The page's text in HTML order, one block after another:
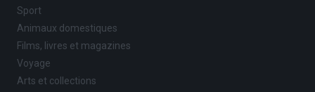
Sport
Animaux domestiques
Films, livres et magazines
Voyage
Arts et collections